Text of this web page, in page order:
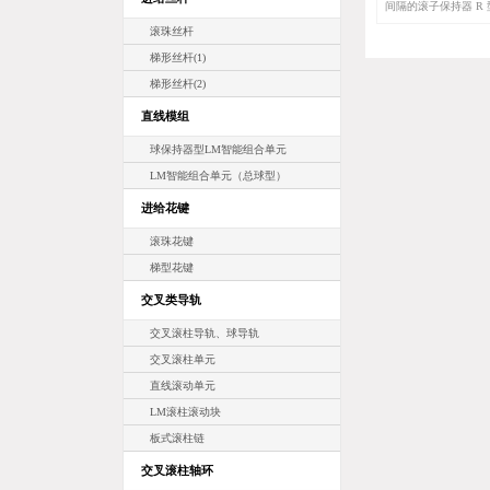
滚珠丝杆
梯形丝杆(1)
梯形丝杆(2)
直线模组
球保持器型LM智能组合单元
LM智能组合单元（总球型）
进给花键
滚珠花键
梯型花键
交叉类导轨
交叉滚柱导轨、球导轨
交叉滚柱单元
直线滚动单元
LM滚柱滚动块
板式滚柱链
交叉滚柱轴环
间隔的滚子保持器 R